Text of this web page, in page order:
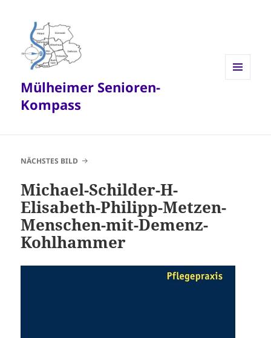
Mülheimer Senioren-
Kompass
NÄCHSTES BILD
Michael-Schilder-H-
Elisabeth-Philipp-Metzen-
Menschen-mit-Demenz-
Kohlhammer